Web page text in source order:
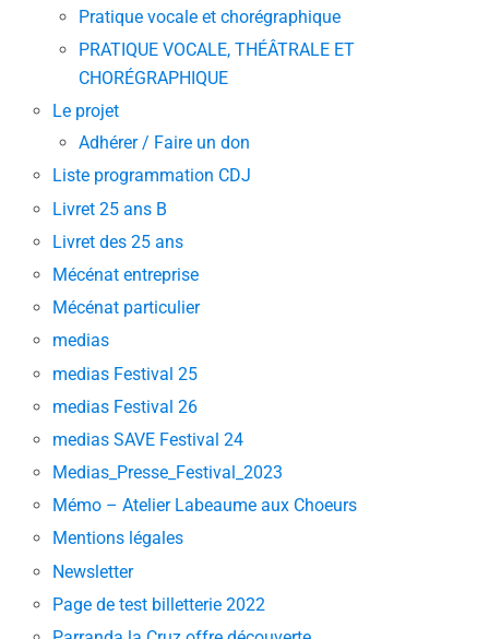
Pratique vocale et chorégraphique
PRATIQUE VOCALE, THÉÂTRALE ET
CHORÉGRAPHIQUE
Le projet
Adhérer / Faire un don
Liste programmation CDJ
Livret 25 ans B
Livret des 25 ans
Mécénat entreprise
Mécénat particulier
medias
medias Festival 25
medias Festival 26
medias SAVE Festival 24
Medias_Presse_Festival_2023
Mémo – Atelier Labeaume aux Choeurs
Mentions légales
Newsletter
Page de test billetterie 2022